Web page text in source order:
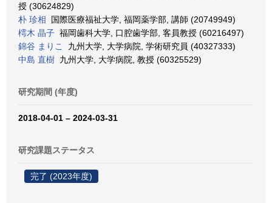
授 (30624829)
朴 珍相 国際医療福祉大学, 福岡薬学部, 講師 (20749949)
樗木 晶子 福岡歯科大学, 口腔歯学部, 客員教授 (60216497)
錦谷 まりこ
九州大学, 大学病院, 学術研究員 (40327333)
中島 直樹 九州大学, 大学病院, 教授 (60325529)
研究期間 (年度)
2018-04-01 – 2024-03-31
研究課題ステータス
完了 (2023年度)